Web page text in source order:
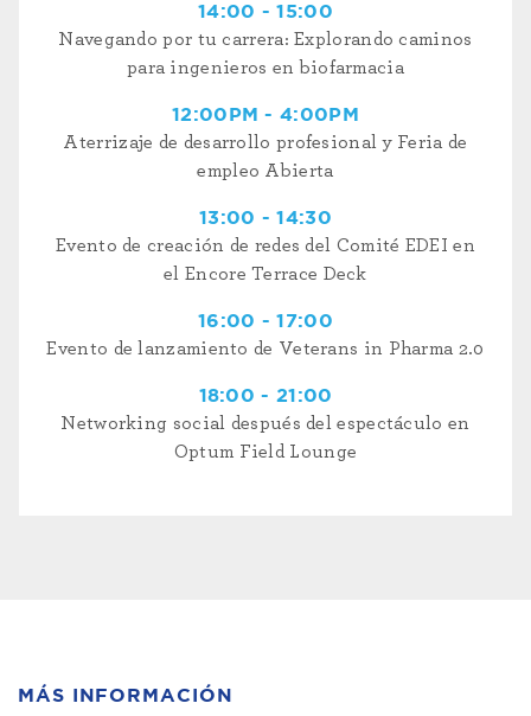
14:00 - 15:00
Navegando por tu carrera: Explorando caminos
para ingenieros en biofarmacia
12:00PM - 4:00PM
Aterrizaje de desarrollo profesional y Feria de
empleo Abierta
13:00 - 14:30
Evento de creación de redes del Comité EDEI en
el Encore Terrace Deck
16:00 - 17:00
Evento de lanzamiento de Veterans in Pharma 2.0
18:00 - 21:00
Networking social después del espectáculo en
Optum Field Lounge
MÁS INFORMACIÓN